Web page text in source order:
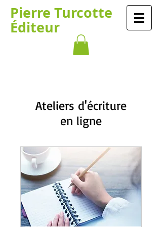
​​​​Pierre Turcotte​​​
Éditeur
Ateliers d'écriture
en ligne